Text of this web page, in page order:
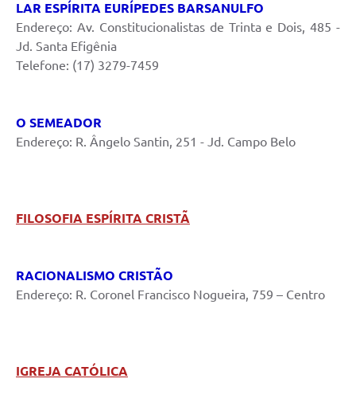
LAR ESPÍRITA EURÍPEDES BARSANULFO
Endereço: Av. Constitucionalistas de Trinta e Dois, 485 -
Jd. Santa Efigênia
Telefone: (17) 3279-7459
O SEMEADOR
Endereço: R. Ângelo Santin, 251 - Jd. Campo Belo
FILOSOFIA ESPÍRITA CRISTÃ
RACIONALISMO CRISTÃO
Endereço: R. Coronel Francisco Nogueira, 759 – Centro
IGREJA CATÓLICA